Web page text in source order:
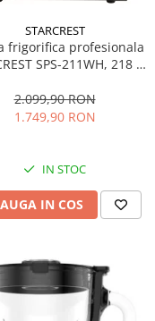
STARCREST
frigorifica profesionala
SPS-211WH, 218 L,
H 141 cm, Negru
2.099,90 RON
1.749,90 RON
IN STOC
IN COS